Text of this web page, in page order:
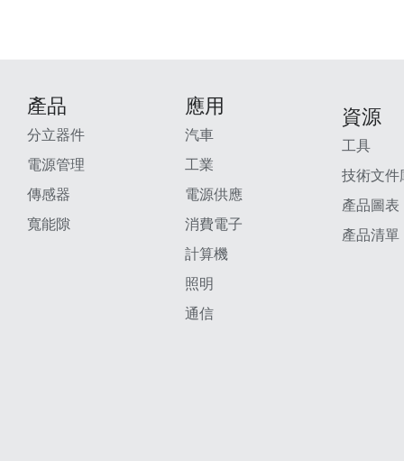
產品
分立器件
電源管理
傳感器
寬能隙
應用
汽車
工業
電源供應
消費電子
計算機
照明
通信
資源
工具
技術文件
產品圖表
產品清單